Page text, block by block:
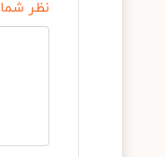
نظر شما